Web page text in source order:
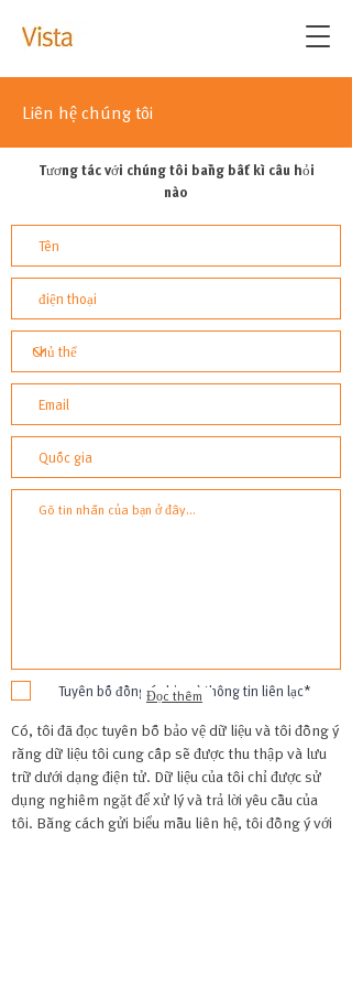
Liên hệ chúng tôi
Tương tác với chúng tôi bằng bất kì câu hỏi
nào
Tuyên bố đồng ý chia sẻ thông tin liên lạc*
Đọc thêm
Có, tôi đã đọc tuyên bố bảo vệ dữ liệu và tôi đồng ý
rằng dữ liệu tôi cung cấp sẽ được thu thập và lưu
trữ dưới dạng điện tử. Dữ liệu của tôi chỉ được sử
dụng nghiêm ngặt để xử lý và trả lời yêu cầu của
tôi. Bằng cách gửi biểu mẫu liên hệ, tôi đồng ý với